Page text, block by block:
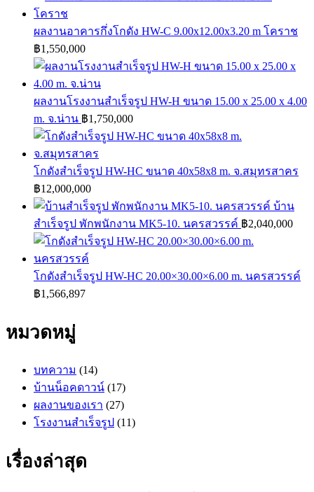
ผลงานอาคารกึ่งโกดัง HW-C 9.00x12.00x3.20 m โคราช
฿1,550,000
ผลงานโรงงานสำเร็จรูป HW-H ขนาด 15.00 x 25.00 x 4.00
m. จ.น่าน ฿1,750,000
โกดังสำเร็จรูป HW-HC ขนาด 40x58x8 m. จ.สมุทรสาคร
฿12,000,000
บ้าน
สำเร็จรูป พักพนักงาน MK5-10. นครสวรรค์ ฿2,040,000
โกดังสำเร็จรูป HW-HC 20.00×30.00×6.00 m. นครสวรรค์
฿1,566,897
หมวดหมู่
บทความ (14)
บ้านน็อคดาวน์ (17)
ผลงานของเรา (27)
โรงงานสำเร็จรูป (11)
เรื่องล่าสุด